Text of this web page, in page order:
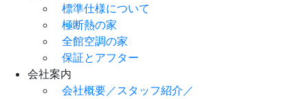
標準仕様について
極断熱の家
全館空調の家
保証とアフター
会社案内
会社概要／スタッフ紹介／